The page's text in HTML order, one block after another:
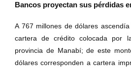
Bancos proyectan sus pérdidas
A 767 millones de dólares
cartera de crédito colocada por
provincia de Manabí; de este
dólares corresponden a cartera